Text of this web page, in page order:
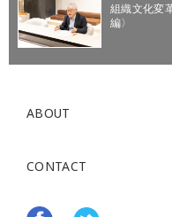
組織文化変
編〉
ABOUT
CONTACT